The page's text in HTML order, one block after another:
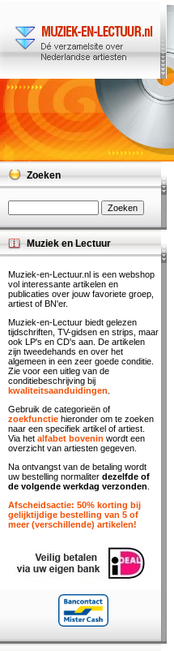
Zoeken
Muziek en Lectuur
Muziek-en-Lectuur.nl is een webshop
vol interessante artikelen en
publicaties over jouw favoriete groep,
artiest of BN'er.
Muziek-en-Lectuur biedt gelezen
tijdschriften, TV-gidsen en strips, maar
ook LP's en CD's aan. De artikelen
zijn tweedehands en over het
algemeen in een zeer goede conditie.
Zie voor een uitleg van de
conditiebeschrijving bij
kwaliteitsaanduidingen
Gebruik de categorieën of
zoekfunctie hieronder om te zoeken
naar een specifiek artikel of artiest.
Via het alfabet bovenin wordt een
overzicht van artiesten gegeven.
Na ontvangst van de betaling wordt
uw bestelling normaliter dezelfde of
de volgende werkdag verzonden
Afscheidsactie: 50% korting bij
gelijktijdige bestelling van 5 of
meer (verschillende) artikelen!